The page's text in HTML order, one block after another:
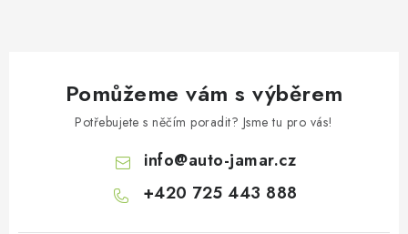
Pomůžeme vám s výběrem
Potřebujete s něčím poradit? Jsme tu pro vás!
info@auto-jamar.cz
+420 725 443 888